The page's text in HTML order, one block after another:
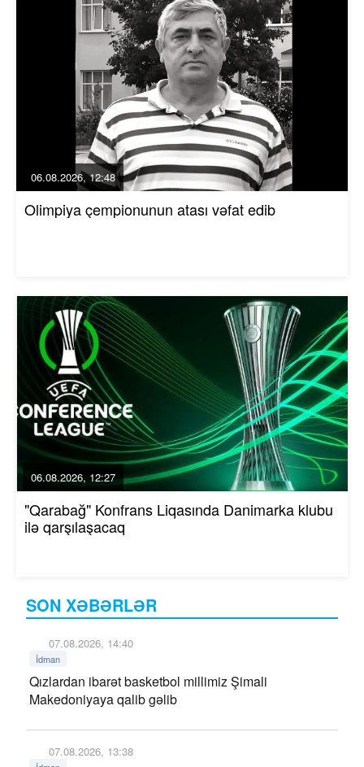
SON XƏBƏRLƏR
07.08.2026, 14:40
İdman
Qızlardan ibarət basketbol millimiz Şimali
Makedoniyaya qalib gəlib
07.08.2026, 13:38
06.08.2026, 12:48
Olimpiya çempionunun atası vəfat edib
06.08.2026, 12:27
"Qarabağ" Konfrans Liqasında Danimarka klubu
ilə qarşılaşacaq